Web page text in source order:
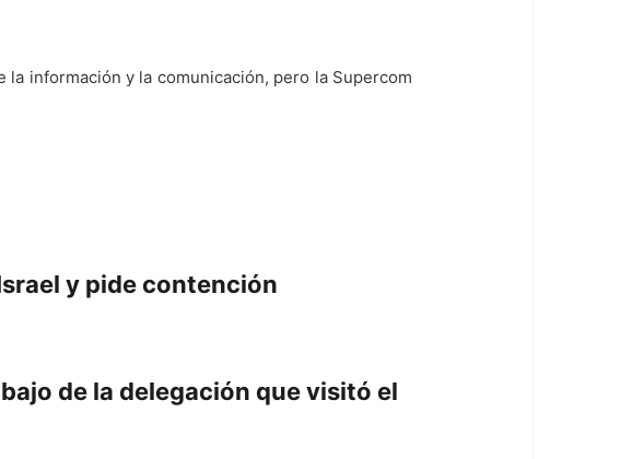
información y la comunicación, pero la Supercom
y pide contención
de la delegación que visitó el